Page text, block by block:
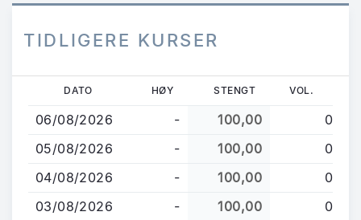
TIDLIGERE KURSER
hovedinnhold
DATO HØY STENGT VOL.
06/08/2026 - 100,00
0
05/08/2026
- 100,00
0
04/08/2026
- 100,00
0
03/08/2026
- 100,00
0